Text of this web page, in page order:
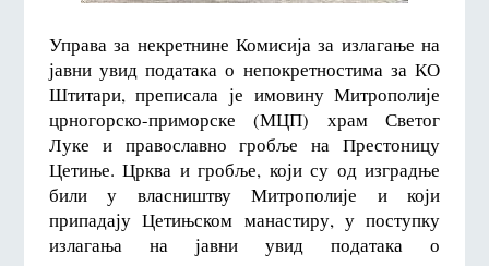
Управа за некретнине Комисија за излагање на
јавни увид података о непокретностима за КО
Штитари, преписала је имовину Митрополије
црногорско-приморске (МЦП) храм Светог
Луке и православно гробље на Престоницу
Цетиње. Црква и гробље, који су од изградње
били у власништву Митрополије и који
припадају Цетињском манастиру, у поступку
излагања на јавни увид података о